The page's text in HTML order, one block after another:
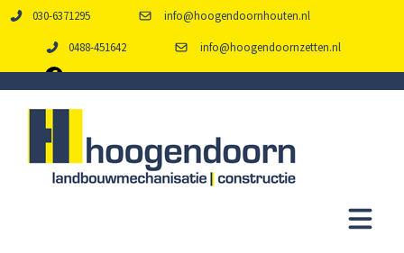
030-6371295 info@hoogendoornhouten.nl
0488-451642 info@hoogendoornzetten.nl